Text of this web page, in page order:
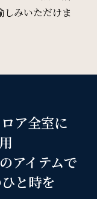
みいただけま
ア全室に
アイテムで
と時を